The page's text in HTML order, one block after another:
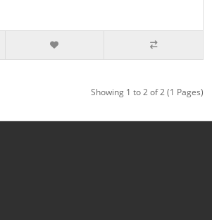
Showing 1 to 2 of 2 (1 Pages)